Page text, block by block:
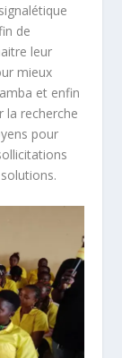
de
leur
mieux
et enfin
la recherche
pour